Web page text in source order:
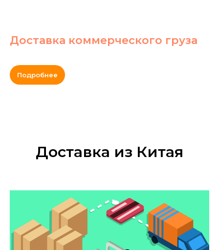
Доставка коммерческого груза
Подробнее
Доставка из Китая